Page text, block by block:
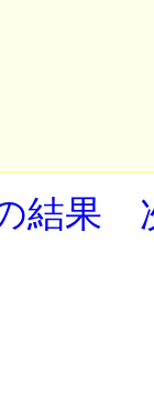
結果